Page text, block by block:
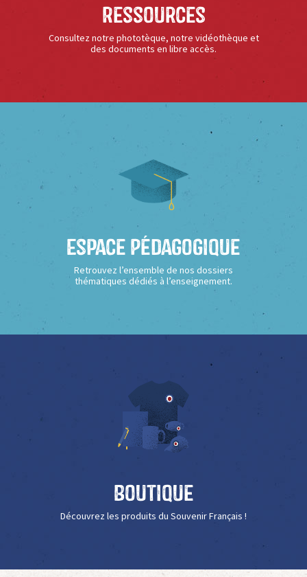
Ressources
Consultez notre phototèque, notre vidéothèque et
des documents en libre accès.
Espace Pédagogique
Retrouvez l’ensemble de nos dossiers
thématiques dédiés à l’enseignement.
Boutique
Découvrez les produits du Souvenir Français !